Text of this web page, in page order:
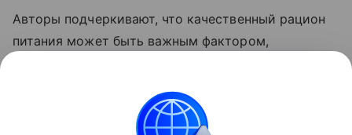
Авторы подчеркивают, что качественный рацион
питания может быть важным фактором,
будущие клинические исследования.